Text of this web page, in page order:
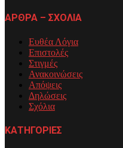
ΑΡΘΡΑ – ΣΧΟΛΙΑ
Ευθέα Λόγια
Επιστολές
Στιγμές
Ανακοινώσεις
Απόψεις
Δηλώσεις
Σχόλια
ΚΑΤΗΓΟΡΙΕΣ